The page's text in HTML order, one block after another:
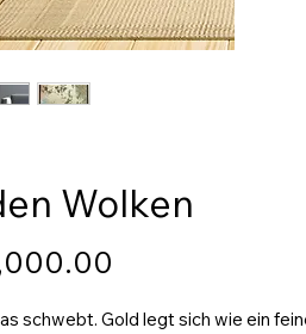
Wolken
schwebt. Gold legt sich wie ein